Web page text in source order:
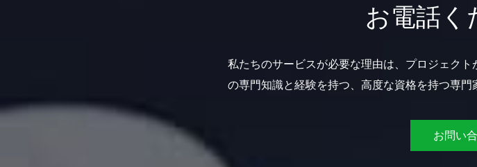
お電話く
私たちのサービスが必要な理由は、プロジェク
の専門知識と経験を持つ、高度な資格を持つ専門
お問い